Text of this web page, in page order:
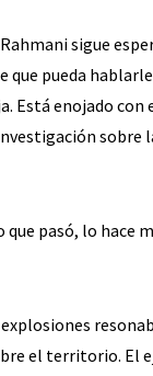
sigue
que pueda
Está enojado
sobre
que pasó, lo hace
el territorio. El